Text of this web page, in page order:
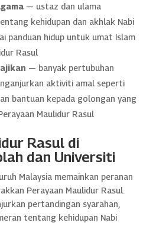
— ustaz dan ulama
kehidupan dan akhlak Nabi
panduan hidup untuk umat Islam
Rasul
— banyak pertubuhan
aktiviti amal seperti
bantuan kepada golongan yang
Maulidur Rasul
Rasul di
dan Universiti
Malaysia memainkan peranan
Perayaan Maulidur Rasul.
pertandingan syarahan,
tentang kehidupan Nabi